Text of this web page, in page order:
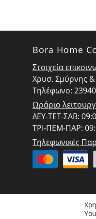
Bora Home
Στοιχεία
Χρυσ. Σμύρνης &
Τηλέφωνο:
Ωράριο
ΔΕΥ-ΤΕΤ-ΣΑΒ:
ΤΡΙ-ΠΕΜ-ΠΑΡ:
Τηλεφωνικές